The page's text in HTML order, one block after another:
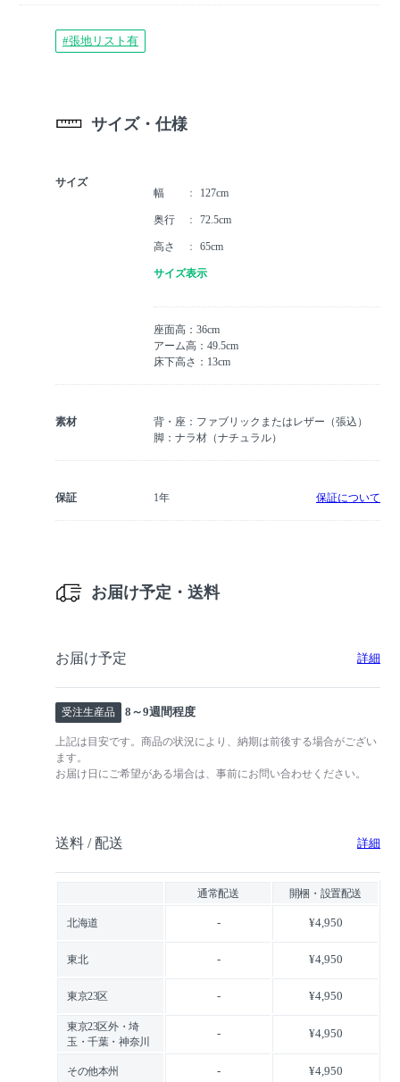
#張地リスト有
サイズ・仕様
サイズ
幅
127cm
奥行 72.5cm
高さ 65cm
サイズ表示
座面高：36cm
アーム高：49.5cm
床下高さ：13cm
素材
背・座：ファブリックまたはレザー（張込）
脚：ナラ材（ナチュラル）
保証 1年 保証について
お届け予定・送料
お届け予定 詳細
受注生産品 8～9週間程度
上記は目安です。商品の状況により、納期は前後する場合がござい
ます。
お届け日にご希望がある場合は、事前にお問い合わせください。
送料 / 配送 詳細
通常配送 開梱・設置配送
北海道 - ¥4,950
東北 - ¥4,950
東京23区 - ¥4,950
東京23区外・埼
玉・千葉・神奈川
- ¥4,950
その他本州 - ¥4,950